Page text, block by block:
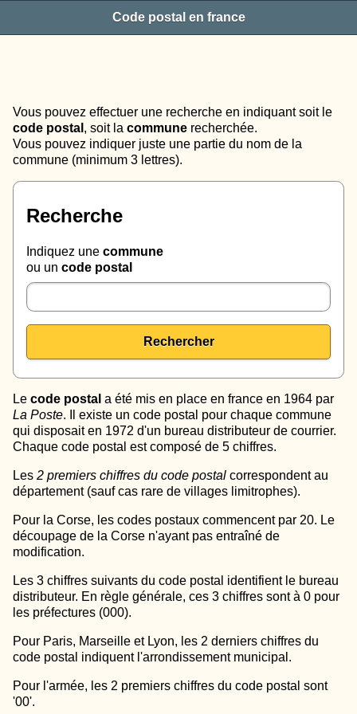
Code postal en france
Vous pouvez effectuer une recherche en indiquant soit le
code postal , soit la commune recherchée.
Vous pouvez indiquer juste une partie du nom de la
commune (minimum 3 lettres).
Recherche
Indiquez une commune
ou un code postal
Rechercher
Le code postal a été mis en place en france en 1964 par
La Poste. Il existe un code postal pour chaque commune
qui disposait en 1972 d'un bureau distributeur de courrier.
Chaque code postal est composé de 5 chiffres.
Les 2 premiers chiffres du code postal correspondent au
département (sauf cas rare de villages limitrophes).
Pour la Corse, les codes postaux commencent par 20. Le
découpage de la Corse n'ayant pas entraîné de
modification.
Les 3 chiffres suivants du code postal identifient le bureau
distributeur. En règle générale, ces 3 chiffres sont à 0 pour
les préfectures (000).
Pour Paris, Marseille et Lyon, les 2 derniers chiffres du
code postal indiquent l'arrondissement municipal.
Pour l'armée, les 2 premiers chiffres du code postal sont
'00'.